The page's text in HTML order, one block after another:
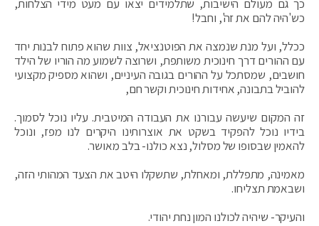
כך גם מעולם הישיבות, שתלמידים יצאו עם מעט מידי הצלחות,
כש'היה להם את זה', וחבל!
ככלל, ועל מנת שנמצה את הפוטנציאל, צוות שהוא פתוח לבנות יחד
עם ההורים דרך חינוכית משותפת, ושרוצה לשמוע מה הוריו של הילד
חושבים, שמסתכל על ההורים בגובה העיניים, ושהוא מספיק מקצועי
להוביל בתבונה, אחידות חינוכית וקשר חם,
זה המקום שיעשה עבורנו את העבודה המיטבית. עליו נוכל לסמוך.
בידיו נוכל להפקיד בשקט את אוצרותינו היקרים לנו מפז, ונוכל
להאמין שבסופו של מסלול, נצא כולנו- בלב מאושר.
מאמינה, מתפללת, ומאחלת, שתשקלו היטב את הצעד המהותי הזה,
ושבאמת תצליחו.
והעיקר- שיהיה לכולנו המון נחת יהודי.